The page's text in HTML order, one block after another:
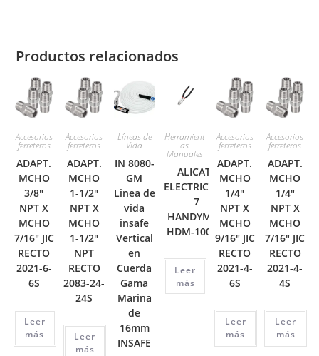
Productos relacionados
Accesorios
ferreteros
ADAPT.
MCHO
3/8″
NPT X
MCHO
7/16″ JIC
RECTO
2021-6-
6S
Leer
más
Accesorios
ferreteros
ADAPT.
MCHO
1-1/2″
NPT X
MCHO
1-1/2″
NPT
RECTO
2083-24-
24S
Leer
más
Líneas de
Vida
IN 8080-
GM
Linea de
vida
insafe
Vertical
en
Cuerda
Gama
Marina
de
16mm
INSAFE
Herramient
as
Manuales
ALICATE
ELECTRICISTA
7
HANDYMAN
HDM-100-31
Leer
más
Accesorios
ferreteros
ADAPT.
MCHO
1/4″
NPT X
MCHO
9/16″ JIC
RECTO
2021-4-
6S
Leer
más
Accesorios
ferreteros
ADAPT.
MCHO
1/4″
NPT X
MCHO
7/16″ JIC
RECTO
2021-4-
4S
Leer
más